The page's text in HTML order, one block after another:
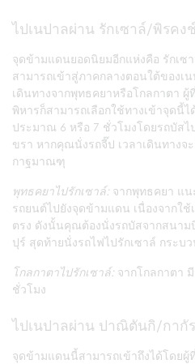
ไปเนปาลผ่าน รักเซาล์/พิรคงช์
จุดข้ามแดนยอดนิยมอีกแห่งคือ รักเ
สามารถเข้าสู่ภาคกลางตอนใต้ของเ
เดินทางจากพุทธคยาหรือโกลกาตา ผู้
พิหารก็สามารถเลือกใช้ทางเข้าจุดนี้
ประมาณ 6 หรือ 7 ชั่วโมงโดยรถบัส
ขรา หากคุณนั่งรถจี๊ป เวลาเดินทางจ
กาฐมาณฑุ
พุทธคยาไปรักเซาล์: จากพุทธคยา แน
รถยนต์ไปยังจุดข้ามแดน เนื่องจากใช้
ตรง ดังนั้นคุณต้องนั่งรถบัสจากสนา
ปุร์ สุดท้ายนั่งรถไฟไปรักเซาล์ กระบ
โกลกาตาไปรักเซาล์: จากโกลกาตา
ชั่วโมง
ไปเนปาลผ่าน ปาณิตันกิ/กากั
จุดข้ามแดนนี้สามารถเข้าถึงได้โดยผู้